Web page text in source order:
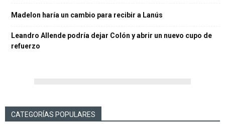
Madelon haría un cambio para recibir a Lanús
Leandro Allende podría dejar Colón y abrir un nuevo cupo de
refuerzo
CATEGORÍAS POPULARES